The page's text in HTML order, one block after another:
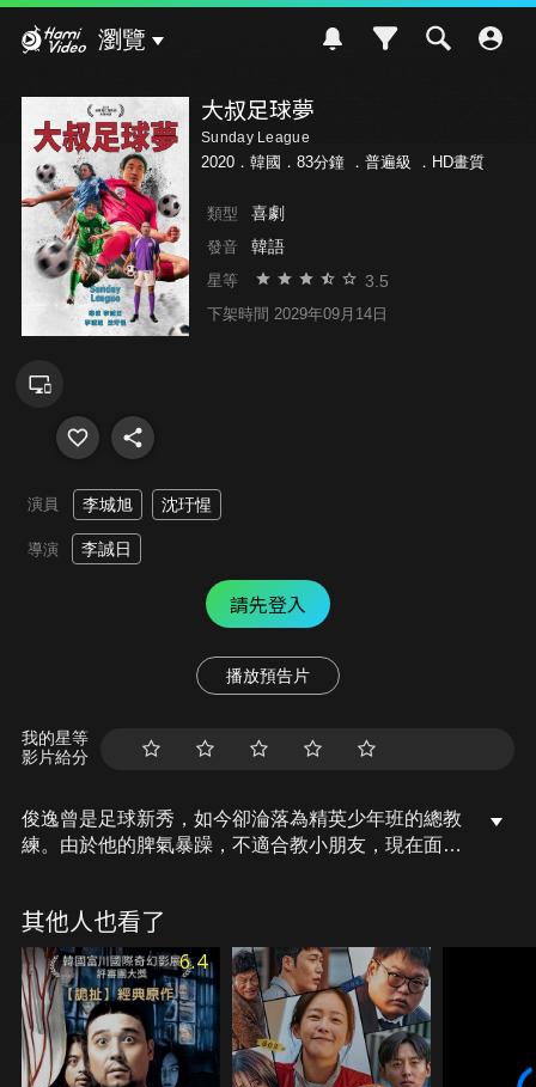
瀏覽
大叔足球夢
Sunday League
2020．韓國．83分鐘 ． 普遍級 ．HD畫質
類型 喜劇
發音 韓語
星等 3.5
下架時間 2029年09月14日
演員 李城旭 沈玗惺
導演 李誠日
請先登入
播放預告片
我的星等
影片給分
俊逸曾是足球新秀，如今卻淪落為精英少年班的總教
練。由於他的脾氣暴躁，不適合教小朋友，現在面臨
支球隊闖進週日聯賽總決賽，他就能成為精英少年班
的永久教練。俊逸有辦法指導這群烏合之眾，成功保
住工作嗎？
其他人也看了
6.4